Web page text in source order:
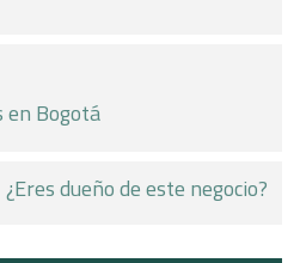
en Bogotá
¿Eres dueño de este negocio?